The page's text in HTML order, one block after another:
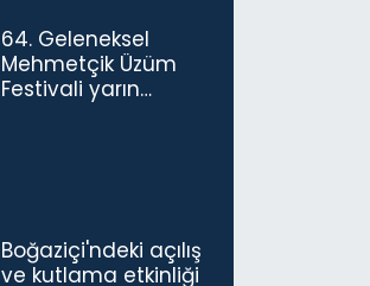
64. Geleneksel
Mehmetçik Üzüm
Festivali yarın
Boğaziçi'ndeki açılış
ve kutlama etkinliği